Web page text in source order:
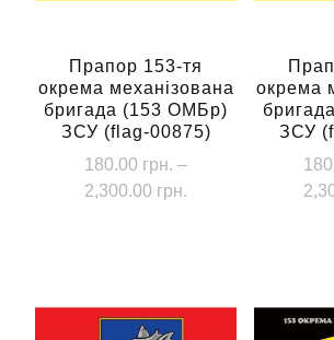
Прапор 153-тя
окрема механізована
бригада (153 ОМБр)
ЗСУ (flag-00875)
180.00 грн. –
2,300.00 грн.
2,300.00 грн.
кілька
окрема
ЗСУ